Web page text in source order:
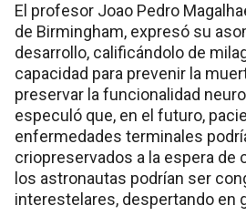
El profesor Joao Pedro
de Birmingham, expresó su
desarrollo, calificándolo de
capacidad para prevenir la
preservar la funcionalidad
especuló que, en el futuro,
enfermedades terminales
criopreservados a la espera de
los astronautas podrían ser
interestelares, despertando en